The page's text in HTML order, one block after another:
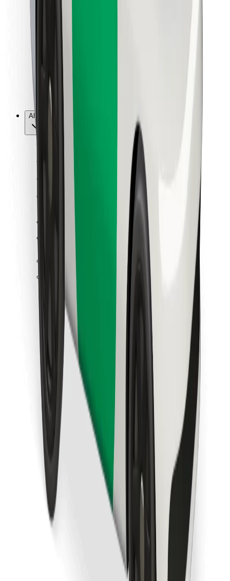
Per i conducenti
Per corrieri
Per i proprietari di flotta
Per ristoranti
Bolt per le aziende
Altro
Fai una corsa in pochi minuti!
Scarica Bolt
Trova il tuo cibo preferito!
Scarica Bolt